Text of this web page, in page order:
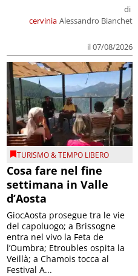
cervinia
di
Alessandro Bianchet
il 07/08/2026
TURISMO & TEMPO LIBERO
Cosa fare nel fine
settimana in Valle
d’Aosta
GiocAosta prosegue tra le vie
del capoluogo; a Brissogne
entra nel vivo la Feta de
l’Oumbra; Etroubles ospita la
Veillà; a Chamois tocca al
Festival A...